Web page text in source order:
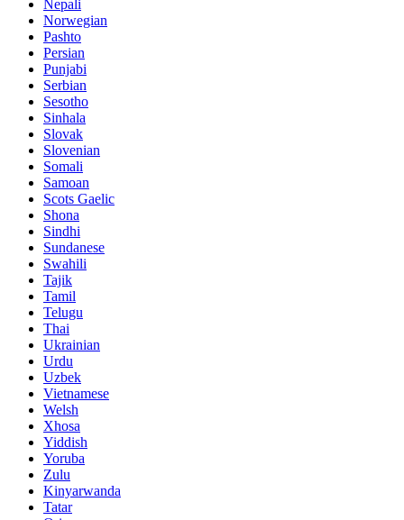
Nepali
Norwegian
Pashto
Persian
Punjabi
Serbian
Sesotho
Sinhala
Slovak
Slovenian
Somali
Samoan
Scots Gaelic
Shona
Sindhi
Sundanese
Swahili
Tajik
Tamil
Telugu
Thai
Ukrainian
Urdu
Uzbek
Vietnamese
Welsh
Xhosa
Yiddish
Yoruba
Zulu
Kinyarwanda
Tatar